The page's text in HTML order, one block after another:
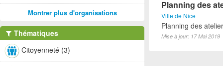
Planning des
Ville de Nice
Planning des
Mise à jour: 17 Mai 2019
Montrer plus d'organisations
Thématiques
Citoyenneté (3)